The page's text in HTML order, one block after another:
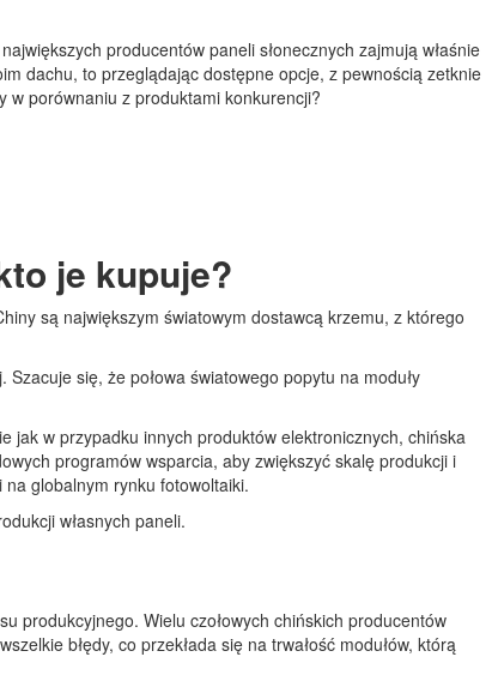
producentów paneli słonecznych zajmują właśnie
dachu, to przeglądając dostępne opcje, z pewnością zetknie
w porównaniu z produktami konkurencji?
je kupuje?
są największym światowym dostawcą krzemu, z którego
się, że połowa światowego popytu na moduły
jak w przypadku innych produktów elektronicznych, chińska
programów wsparcia, aby zwiększyć skalę produkcji i
globalnym rynku fotowoltaiki.
własnych paneli.
produkcyjnego. Wielu czołowych chińskich producentów
błędy, co przekłada się na trwałość modułów, którą